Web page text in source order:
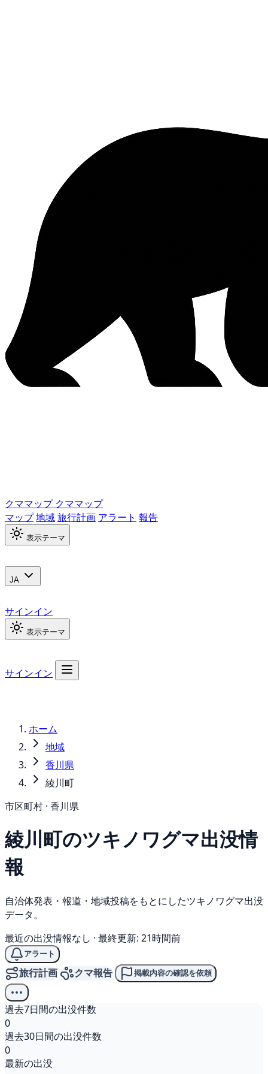
クママップ クママップ
マップ地域旅行計画 アラート 報告
表示テーマ
JA
サインイン
表示テーマ
サインイン
ホーム
地域
香川県
綾川町
市区町村 · 香川県
綾川町のツキノワグマ出没情
報
自治体発表・報道・地域投稿をもとにしたツキノワグマ出没
データ。
最近の出没情報なし · 最終更新: 21時間前
アラート
旅行計画 クマ報告 掲載内容の確認を依頼
過去7日間の出没件数
0
過去30日間の出没件数
0
最新の出没